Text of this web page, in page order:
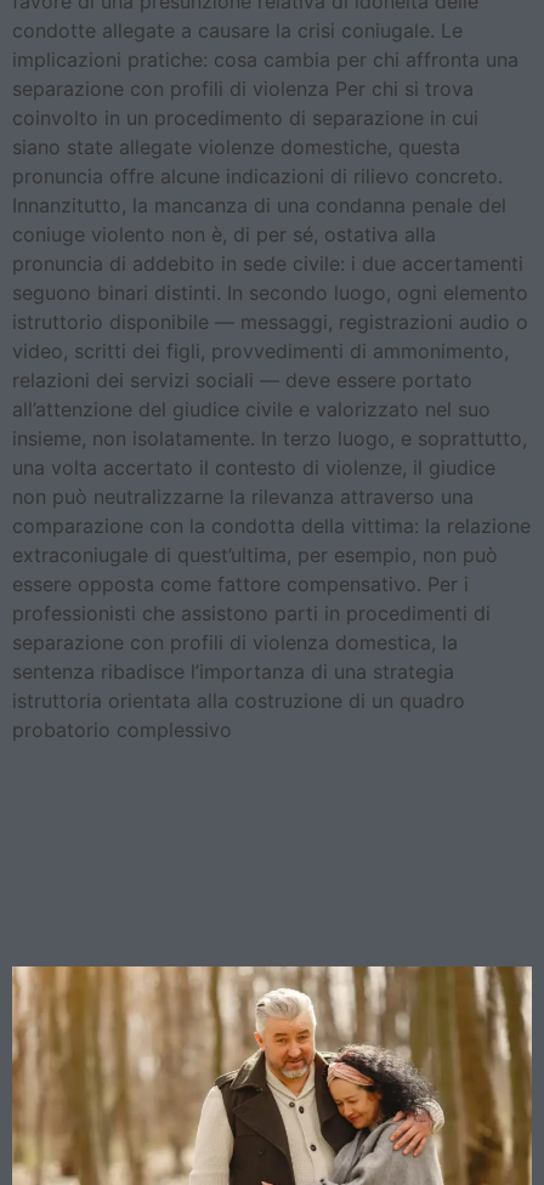
condotte allegate a causare la crisi coniugale. Le
implicazioni pratiche: cosa cambia per chi affronta una
separazione con profili di violenza Per chi si trova
coinvolto in un procedimento di separazione in cui
siano state allegate violenze domestiche, questa
pronuncia offre alcune indicazioni di rilievo concreto.
Innanzitutto, la mancanza di una condanna penale del
coniuge violento non è, di per sé, ostativa alla
pronuncia di addebito in sede civile: i due accertamenti
seguono binari distinti. In secondo luogo, ogni elemento
istruttorio disponibile — messaggi, registrazioni audio o
video, scritti dei figli, provvedimenti di ammonimento,
relazioni dei servizi sociali — deve essere portato
all’attenzione del giudice civile e valorizzato nel suo
insieme, non isolatamente. In terzo luogo, e soprattutto,
una volta accertato il contesto di violenze, il giudice
non può neutralizzarne la rilevanza attraverso una
comparazione con la condotta della vittima: la relazione
extraconiugale di quest’ultima, per esempio, non può
essere opposta come fattore compensativo. Per i
professionisti che assistono parti in procedimenti di
separazione con profili di violenza domestica, la
sentenza ribadisce l’importanza di una strategia
istruttoria orientata alla costruzione di un quadro
probatorio complessivo